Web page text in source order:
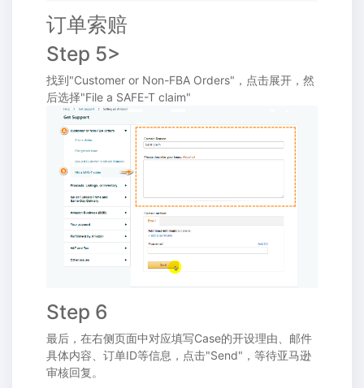
订单索赔
Step 5>
找到"Customer or Non-FBA Orders"，点击展开，然
后选择"File a SAFE-T claim"
Step 6
最后，在右侧页面中对应填写Case的开设理由、邮件
具体内容、订单ID等信息，点击"Send"，等待亚马逊
审核回复。